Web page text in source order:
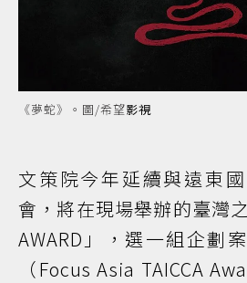
《夢蛇》。圖/希望影視
文策院今年延續與遠東
會，將在現場舉辦的臺灣
AWARD」，選一組企劃
（Focus Asia TAICCA